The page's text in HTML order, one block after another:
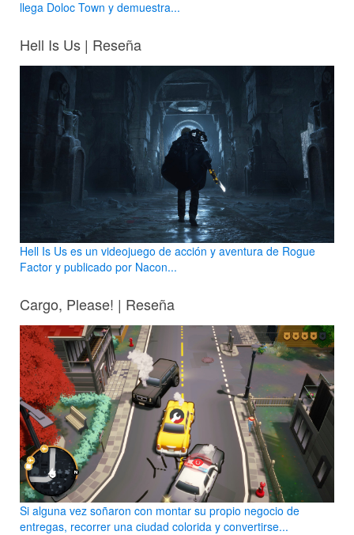
llega Doloc Town y demuestra...
Hell Is Us | Reseña
Hell Is Us es un videojuego de acción y aventura de Rogue
Factor y publicado por Nacon...
Cargo, Please! | Reseña
Si alguna vez soñaron con montar su propio negocio de
entregas, recorrer una ciudad colorida y convertirse...